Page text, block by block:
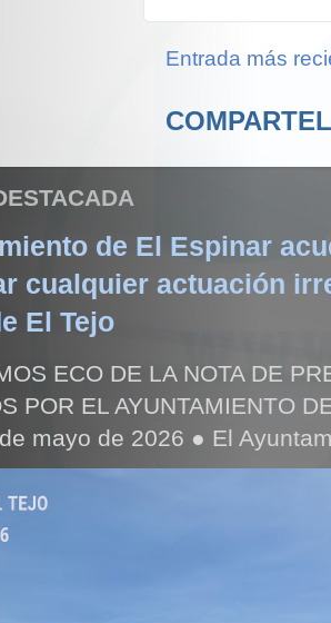
Entrada más
de El Espinar
cualquier actuación
El Tejo
ECO DE LA NOTA DE
POR EL AYUNTAMIENTO
mayo de 2026 ● El